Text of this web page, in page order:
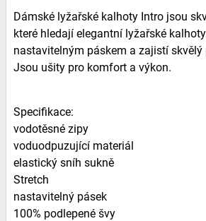
Dámské lyžařské kalhoty Intro jsou
které hledají elegantní lyžařské
nastavitelným páskem a zajistí skvělý
Jsou ušity pro komfort a výkon.
Specifikace:
vodotěsné zipy
voduodpuzující materiál
elastický sníh sukně
Stretch
nastavitelný pásek
100% podlepené švy